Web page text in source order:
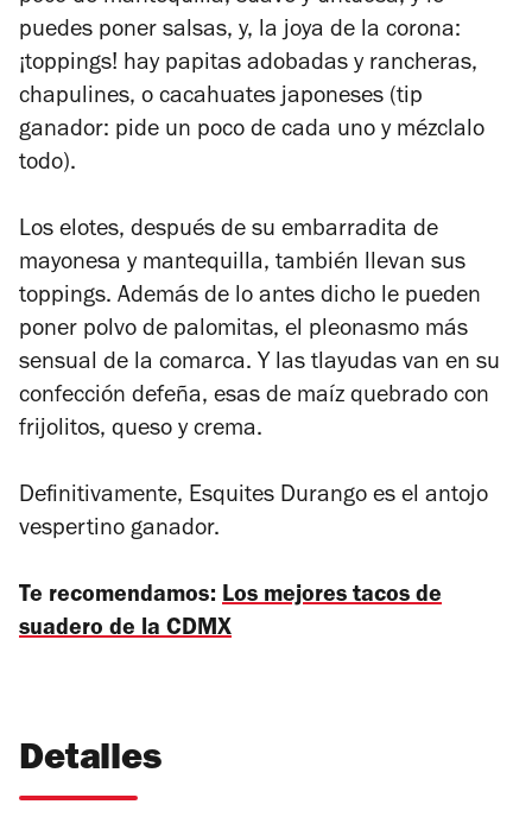
puedes poner salsas, y, la joya de la corona:
¡toppings! hay papitas adobadas y rancheras,
chapulines, o cacahuates japoneses (tip
ganador: pide un poco de cada uno y mézclalo
todo).
Los elotes, después de su embarradita de
mayonesa y mantequilla, también llevan sus
toppings. Además de lo antes dicho le pueden
poner polvo de palomitas, el pleonasmo más
sensual de la comarca. Y las tlayudas van en su
confección defeña, esas de maíz quebrado con
frijolitos, queso y crema.
Definitivamente, Esquites Durango es el antojo
vespertino ganador.
Te recomendamos: Los mejores tacos de
suadero de la CDMX
Detalles